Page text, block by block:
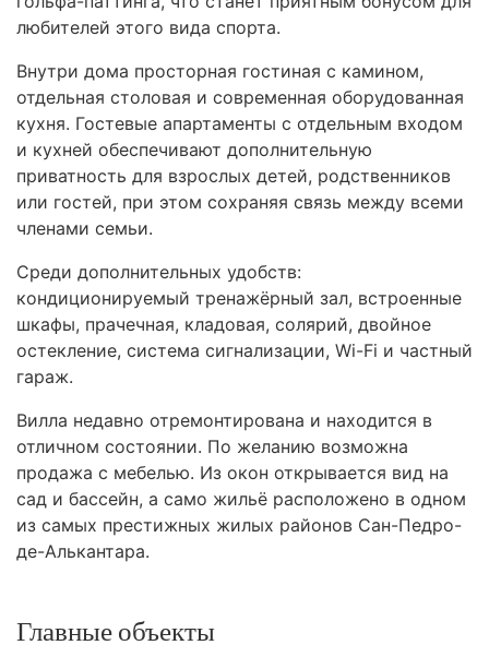
любителей этого вида спорта.
Внутри дома просторная гостиная с камином,
отдельная столовая и современная оборудованная
кухня. Гостевые апартаменты с отдельным входом
и кухней обеспечивают дополнительную
приватность для взрослых детей, родственников
или гостей, при этом сохраняя связь между всеми
членами семьи.
Среди дополнительных удобств:
кондиционируемый тренажёрный зал, встроенные
шкафы, прачечная, кладовая, солярий, двойное
остекление, система сигнализации, Wi-Fi и частный
гараж.
Вилла недавно отремонтирована и находится в
отличном состоянии. По желанию возможна
продажа с мебелью. Из окон открывается вид на
сад и бассейн, а само жильё расположено в одном
из самых престижных жилых районов Сан-Педро-
де-Алькантара.
Главные объекты